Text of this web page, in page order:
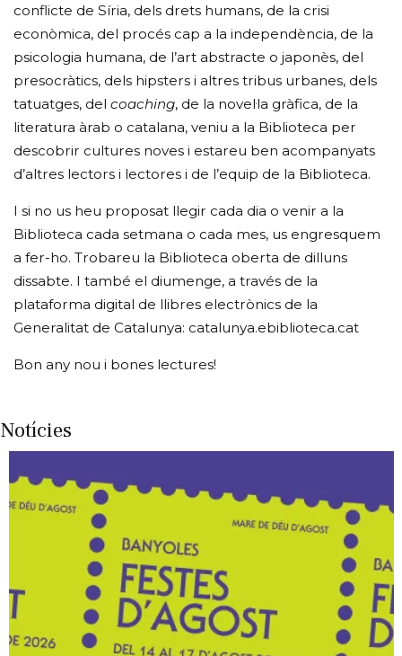
conflicte de Síria, dels drets humans, de la crisi
econòmica, del procés cap a la independència, de la
psicologia humana, de l’art abstracte o japonès, del
presocràtics, dels hipsters i altres tribus urbanes, dels
tatuatges, delcoaching, de la novel·la gràfica, de la
literatura àrab o catalana, veniu a la Biblioteca per
descobrir cultures noves i estareu ben acompanyats
d’altres lectors i lectores i de l’equip de la Biblioteca.
I si no us heu proposat llegir cada dia o venir a la
Biblioteca cada setmana o cada mes, us engresquem
a fer-ho. Trobareu la Biblioteca oberta de dilluns
dissabte. I també el diumenge, a través de la
plataforma digital de llibres electrònics de la
Generalitat de Catalunya: catalunya.ebiblioteca.cat
Bon any nou i bones lectures!
Notícies